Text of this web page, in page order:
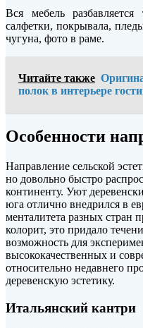
Вся мебель
салфетки, покрывала,
чугуна, фото в раме.
Читайте также
полок в интерьере
Особенности
Направление сельской
но довольно быстро
континенту. Уют
юга отлично внедрился в
менталитета разных стран
колорит, это придало
возможность для
высококачественных и
относительно недавнего
деревенскую эстетику.
Итальянский кантри